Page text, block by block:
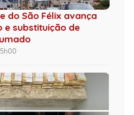
do São Félix avança
e substituição de